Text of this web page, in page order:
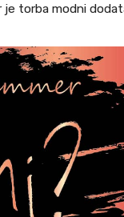
torba modni